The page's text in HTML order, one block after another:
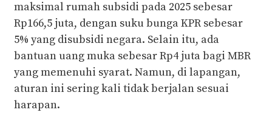
maksimal rumah subsidi pada 2025 sebesar
Rp166,5 juta, dengan suku bunga KPR sebesar
5% yang disubsidi negara. Selain itu, ada
bantuan uang muka sebesar Rp4 juta bagi MBR
yang memenuhi syarat. Namun, di lapangan,
aturan ini sering kali tidak berjalan sesuai
harapan.